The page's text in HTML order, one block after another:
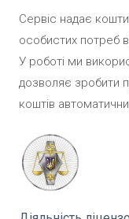
Сервіс надає
особистих потреб
У роботі ми
дозволяє зробити
коштів